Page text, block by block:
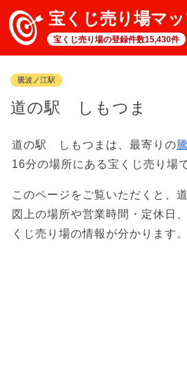
宝くじ売り場マ
宝くじ売り場の登録件数15,430件
騰波ノ江駅
道の駅 しもつま
道の駅 しもつまは、最寄りの
16分の場所にある宝くじ売り場
このページをご覧いただくと、
図上の場所や営業時間・定休日
くじ売り場の情報が分かります。